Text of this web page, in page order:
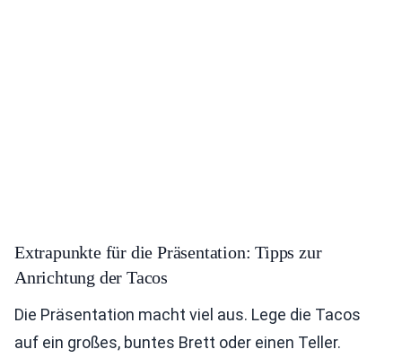
Extrapunkte für die Präsentation: Tipps zur
Anrichtung der Tacos
Die Präsentation macht viel aus. Lege die Tacos
auf ein großes, buntes Brett oder einen Teller.